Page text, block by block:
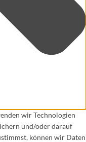
wir Technologien
und/oder darauf
können wir Daten